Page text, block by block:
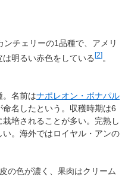
チェリーの1品種で、アメリ
明るい赤色をしている [2] 。
。名前はナポレオン・ボナパル
名したという。収穫時期は6
培されることが多い。完熟し
。海外ではロイヤル・アンの
の色が濃く、果肉はクリーム